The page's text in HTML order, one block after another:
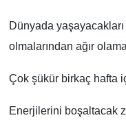
Dünyada
olmalarından ağır
Çok şükür birkaç hafta
Enerjilerini boşaltacak